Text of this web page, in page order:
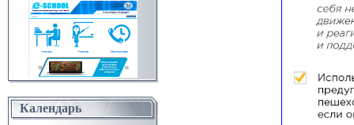
Календарь